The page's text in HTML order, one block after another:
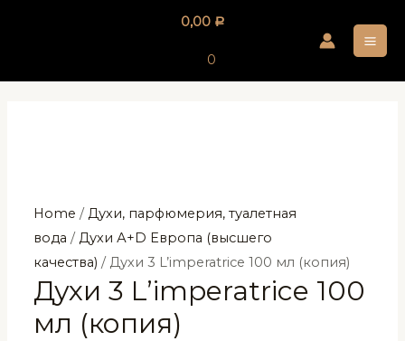
0,00 Р
0
Home /Духи, парфюмерия, туалетная
вода /Духи А+D Европа (высшего
качества) / Духи 3 L’imperatrice 100 мл (копия)
Духи 3 L’imperatrice 100
мл (копия)